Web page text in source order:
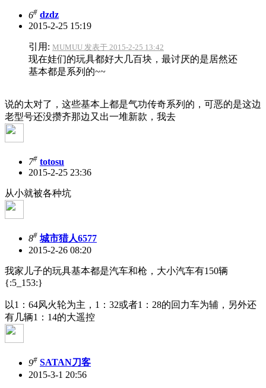
6# dzdz
2015-2-25 15:19
引用: MUMUU 发表于 2015-2-25 13:42
现在娃们的玩具都好大几百块，最讨厌的是居然还
基本都是系列的~~
说的太对了，这些基本上都是气功传奇系列的，可恶的是这边
老型号还没攒齐那边又出一堆新款，我去
7# totosu
2015-2-25 23:36
从小就被各种坑
8# 城市猎人6577
2015-2-26 08:20
我家儿子的玩具基本都是汽车和枪，大小汽车有150辆
{:5_153:}
以1：64风火轮为主，1：32或者1：28的回力车为辅，另外还
有几辆1：14的大遥控
9# SATAN刀客
2015-3-1 20:56